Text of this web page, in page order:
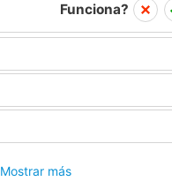
Funciona?
Mostrar más